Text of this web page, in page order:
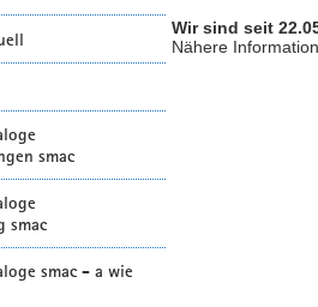
smac
smac
smac - a wie
Wir sind seit
Nähere